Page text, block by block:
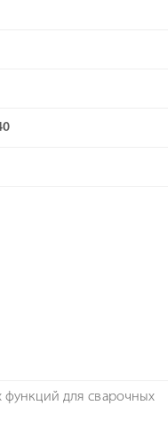
функций для сварочных